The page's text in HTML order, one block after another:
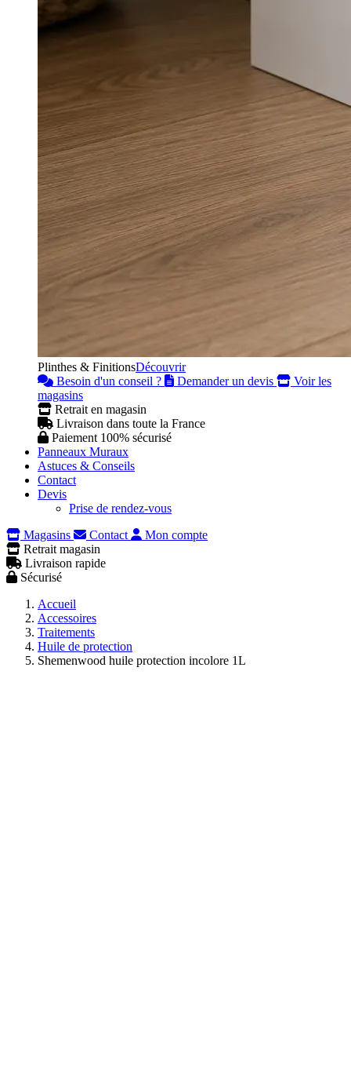
Plinthes & FinitionsDécouvrir
Besoin d'un conseil ?
Demander un devis
Voir les
magasins
Retrait en magasin
Livraison dans toute la France
Paiement 100% sécurisé
Panneaux Muraux
Astuces & Conseils
Contact
Devis
Prise de rendez-vous
Magasins
Contact
Mon compte
Retrait magasin
Livraison rapide
Sécurisé
Accueil
Accessoires
Traitements
Huile de protection
Shemenwood huile protection incolore 1L